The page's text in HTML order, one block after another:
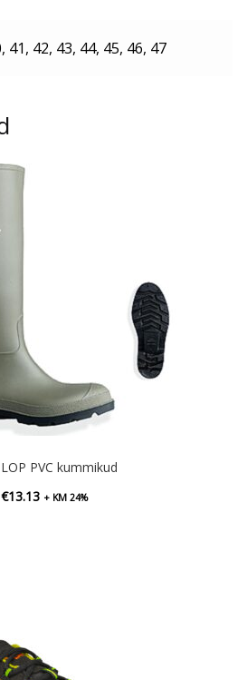
41, 42, 43, 44, 45, 46, 47
PVC kummikud
€13.13 + KM 24%